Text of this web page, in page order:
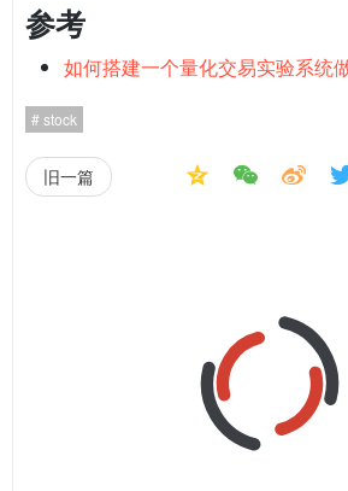
参考
如何搭建一个量化交易实验系统
stock
旧一篇